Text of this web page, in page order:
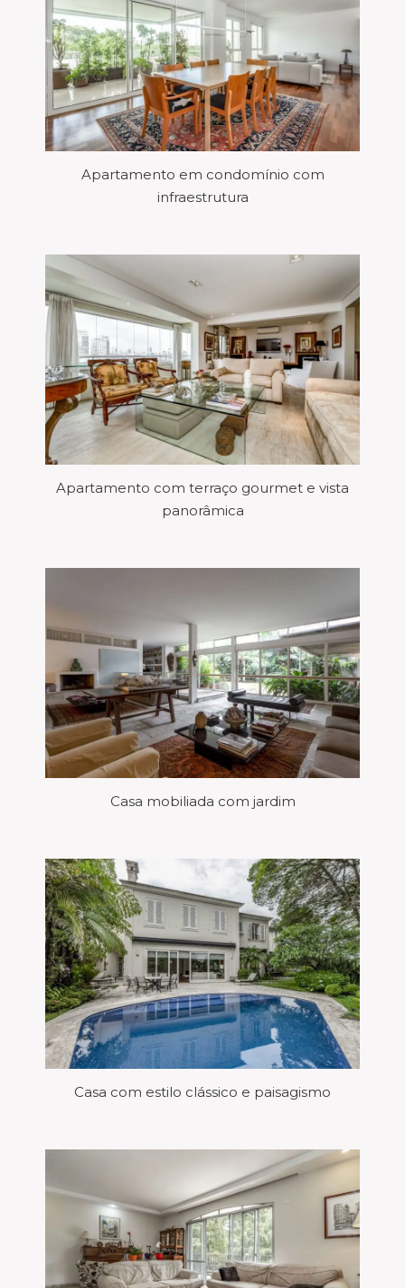
Apartamento em condomínio com
infraestrutura
Apartamento com terraço gourmet e vista
panorâmica
Casa mobiliada com jardim
Casa com estilo clássico e paisagismo